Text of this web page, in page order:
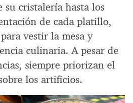
su cristalería hasta los
de cada platillo,
vestir la mesa y
culinaria. A pesar de
siempre priorizan el
los artificios.